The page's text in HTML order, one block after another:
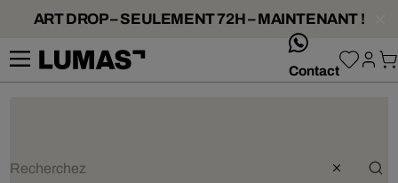
ART DROP – SEULEMENT 72H – MAINTENANT !
Contact